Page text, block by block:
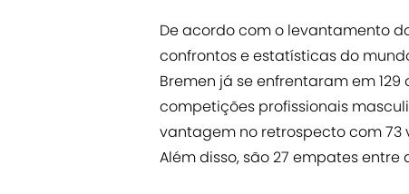
De acordo com o levantamento
confrontos e estatísticas do
Bremen já se enfrentaram em
competições profissionais
vantagem no retrospecto com 73
Além disso, são 27 empates entre